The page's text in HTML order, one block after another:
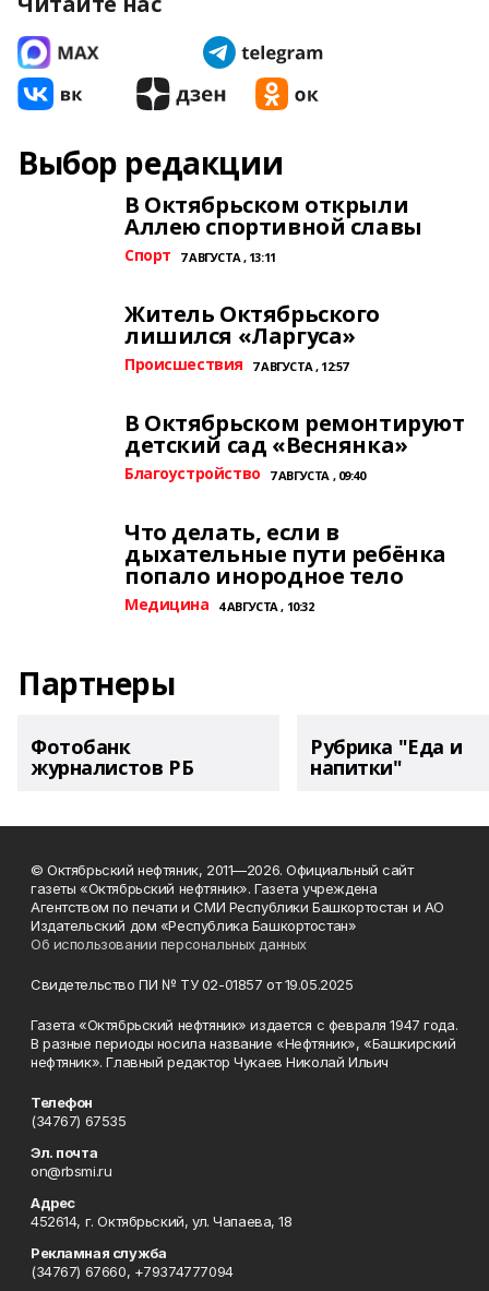
Выбор редакции
В Октябрьском открыли
Аллею спортивной славы
Спорт 7 АВГУСТА , 13:11
Житель Октябрьского
лишился «Ларгуса»
Происшествия 7 АВГУСТА , 12:57
В Октябрьском ремонтируют
детский сад «Веснянка»
Благоустройство 7 АВГУСТА , 09:40
Что делать, если в
дыхательные пути ребёнка
попало инородное тело
Медицина 4 АВГУСТА , 10:32
Партнеры
Фотобанк
журналистов РБ
Рубрика "Еда и
напитки"
© Октябрьский нефтяник, 2011—2026. Официальный сайт
газеты «Октябрьский нефтяник». Газета учреждена
Агентством по печати и СМИ Республики Башкортостан и АО
Издательский дом «Республика Башкортостан»
Об использовании персональных данных
Свидетельство ПИ № ТУ 02-01857 от 19.05.2025
Газета «Октябрьский нефтяник» издается с февраля 1947 года.
В разные периоды носила название «Нефтяник», «Башкирский
нефтяник». Главный редактор Чукаев Николай Ильич
Телефон
(34767) 67535
Эл. почта
on@rbsmi.ru
Адрес
452614, г. Октябрьский, ул. Чапаева, 18
Рекламная служба
(34767) 67660, +79374777094